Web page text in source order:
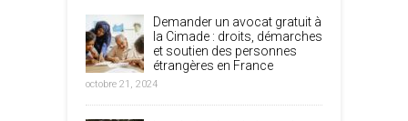
Demander un avocat gratuit à
la Cimade : droits, démarches
et soutien des personnes
étrangères en France
octobre 21, 2024